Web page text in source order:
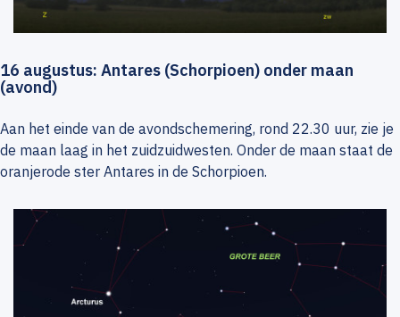
16 augustus: Antares (Schorpioen) onder maan
(avond)
Aan het einde van de avondschemering, rond 22.30 uur, zie je
de maan laag in het zuidzuidwesten. Onder de maan staat de
oranjerode ster Antares in de Schorpioen.